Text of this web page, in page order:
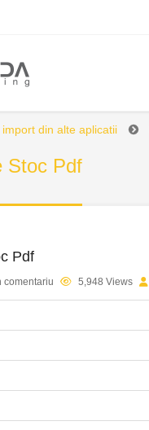
Stoc Pdf
din alte aplicatii
Pdf
comentariu 5,948 Views